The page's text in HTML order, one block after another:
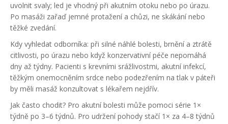
uvolnit svaly; led je vhodný při akutním otoku nebo po úrazu.
Po masáži zařaď jemné protažení a chůzi, ne skákání nebo
těžké zvedání.
Kdy vyhledat odborníka: při silné náhlé bolesti, brnění a ztrátě
citlivosti, po úrazu nebo když konzervativní péče nepomáhá
dny až týdny. Pacienti s krevními srážlivostmi, akutní infekcí,
těžkým onemocněním srdce nebo podezřením na tlak v páteři
by měli masáž konzultovat s lékařem nejdřív.
Jak často chodit? Pro akutní bolesti může pomoci série 1×
týdně po 3–6 týdnů. Pro udržení pohody stačí 1× za 4–8 týdnů